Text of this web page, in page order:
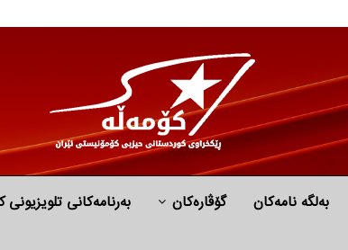
به‌لگه‌ نامه‌كان گۆڤارەکان بەرنامەکانی تلویزیونی